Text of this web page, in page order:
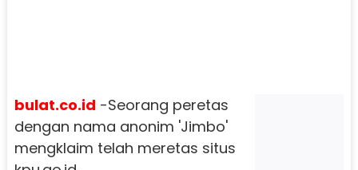
bulat.co.id -Seorang peretas
dengan nama anonim 'Jimbo'
mengklaim telah meretas situs